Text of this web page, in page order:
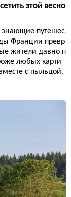
этой весно
знающие путешес
Франции превр
жители давно п
любых карти
с пыльцой.